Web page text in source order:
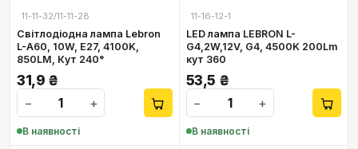
11-11-32/11-11-28
Світлодіодна лампа Lebron
L-A60, 10W, Е27, 4100K,
850LM, Кут 240°
31,9 ₴
−
+
В наявності
11-16-12-1
LED лампа LEBRON L-
G4,2W,12V, G4, 4500K 200Lm
кут 360
53,5 ₴
−
+
В наявності